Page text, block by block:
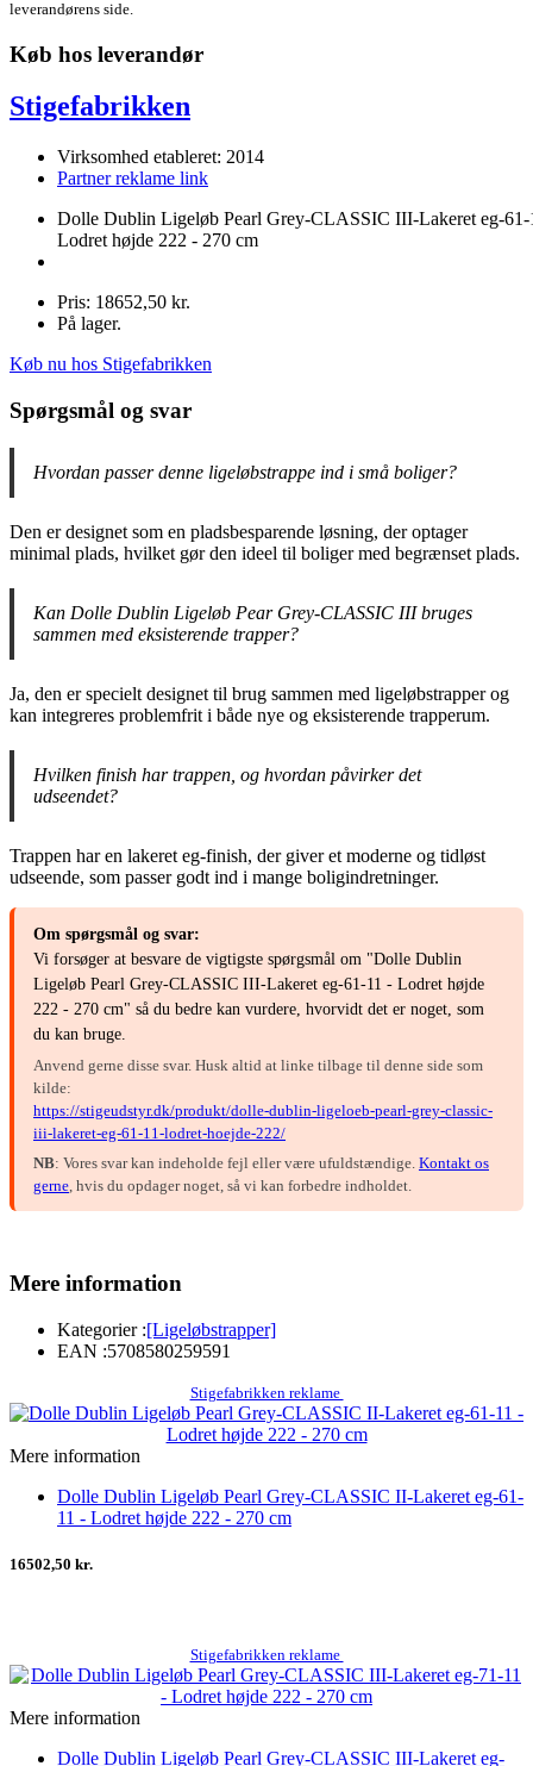
leverandørens side.
Køb hos leverandør
Stigefabrikken
Virksomhed etableret: 2014
Partner reklame link
Dolle Dublin Ligeløb Pearl Grey-CLASSIC III-Lakeret eg-61-
Lodret højde 222 - 270 cm
Pris: 18652,50 kr.
På lager.
Køb nu hos Stigefabrikken
Spørgsmål og svar
Hvordan passer denne ligeløbstrappe ind i små boliger?
Den er designet som en pladsbesparende løsning, der optager
minimal plads, hvilket gør den ideel til boliger med begrænset plads.
Kan Dolle Dublin Ligeløb Pear Grey-CLASSIC III bruges
sammen med eksisterende trapper?
Ja, den er specielt designet til brug sammen med ligeløbstrapper og
kan integreres problemfrit i både nye og eksisterende trapperum.
Hvilken finish har trappen, og hvordan påvirker det
udseendet?
Trappen har en lakeret eg-finish, der giver et moderne og tidløst
udseende, som passer godt ind i mange boligindretninger.
Om spørgsmål og svar:
Vi forsøger at besvare de vigtigste spørgsmål om "Dolle Dublin
Ligeløb Pearl Grey-CLASSIC III-Lakeret eg-61-11 - Lodret højde
222 - 270 cm" så du bedre kan vurdere, hvorvidt det er noget, som
du kan bruge.
Anvend gerne disse svar. Husk altid at linke tilbage til denne side som
kilde:
https://stigeudstyr.dk/produkt/dolle-dublin-ligeloeb-pearl-grey-classic-
iii-lakeret-eg-61-11-lodret-hoejde-222/
NB: Vores svar kan indeholde fejl eller være ufuldstændige. Kontakt os
gerne, hvis du opdager noget, så vi kan forbedre indholdet.
Mere information
Kategorier :[Ligeløbstrapper]
EAN :5708580259591
Stigefabrikken reklame
Mere information
Dolle Dublin Ligeløb Pearl Grey-CLASSIC II-Lakeret eg-61-
11 - Lodret højde 222 - 270 cm
16502,50 kr.
Stigefabrikken reklame
Mere information
Dolle Dublin Ligeløb Pearl Grey-CLASSIC III-Lakeret eg-